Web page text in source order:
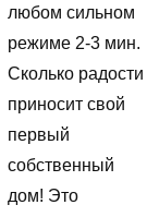
любом сильном
режиме 2-3 мин.
Сколько радости
приносит свой
первый
собственный
дом! Это